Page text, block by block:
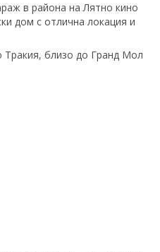
в района на Лятно кино
дом с отлична локация и
Тракия, близо до Гранд Мол